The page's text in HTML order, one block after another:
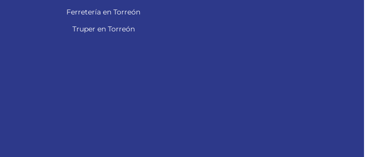
Ferretería en Torreón
Truper en Torreón